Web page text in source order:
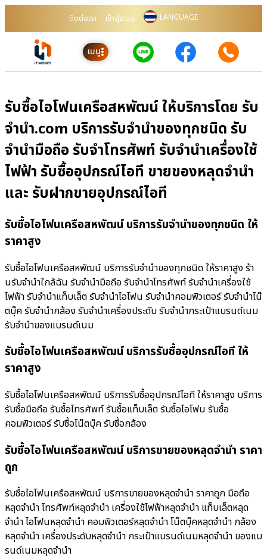
ติดต่อเรา เข้าสู่ระบบ LANGUAGE
เมนู
รับซื้อไอโฟนเครือสหพัฒน์ ให้บริการโดย รับ
จํานํา.com บริการรับจำนำของทุกชนิด รับ
จำนำมือถือ รับจำโทรศัพท์ รับจำนำเครื่องใช้
ไฟฟ้า รับซื้ออุปกรณ์ไอที ขายของหลุดจำนำ
และ รับฝากขายอุปกรณ์ไอที
รับซื้อไอโฟนเครือสหพัฒน์ บริการรับจำนำของทุกชนิด ให้
ราคาสูง
รับซื้อไอโฟนเครือสหพัฒน์ บริการรับจำนำของทุกชนิด ให้ราคาสูง ร้า
นรับจํานําใกล้ฉัน รับจำนำมือถือ รับจำนำโทรศัพท์ รับจำนำเครื่องใช้
ไฟฟ้า รับจำนำแท็บเล็ต รับจำนำไอโฟน รับจำนำคอมพิวเตอร์ รับจำนำโน๊
ตบุ๊ค รับจำนำกล้อง รับจำนำเครื่องประดับ รับจำนำกระเป๋าแบรนด์เนม
รับจำนำของแบรนด์เนม
รับซื้อไอโฟนเครือสหพัฒน์ บริการรับซื้ออุปกรณ์ไอที ให้
ราคาสูง
รับซื้อไอโฟนเครือสหพัฒน์ บริการรับซื้ออุปกรณ์ไอที ให้ราคาสูง บริการ
รับซื้อมือถือ รับซื้อโทรศัพท์ รับซื้อแท็บเล็ต รับซื้อไอโฟน รับซื้อ
คอมพิวเตอร์ รับซื้อโน๊ตบุ๊ค รับซื้อกล้อง
รับซื้อไอโฟนเครือสหพัฒน์ บริการขายของหลุดจำนำ ราคา
ถูก
รับซื้อไอโฟนเครือสหพัฒน์ บริการขายของหลุดจำนำ ราคาถูก มือถือ
หลุดจำนำ โทรศัพท์หลุดจำนำ เครื่องใช้ไฟฟ้าหลุดจำนำ แท็บเล็ตหลุด
จำนำ ไอโฟนหลุดจำนำ คอมพิวเตอร์หลุดจำนำ โน๊ตบุ๊คหลุดจำนำ กล้อง
หลุดจำนำ เครื่องประดับหลุดจำนำ กระเป๋าแบรนด์เนมหลุดจำนำ ของแบ
รนด์เนมหลุดจำนำ